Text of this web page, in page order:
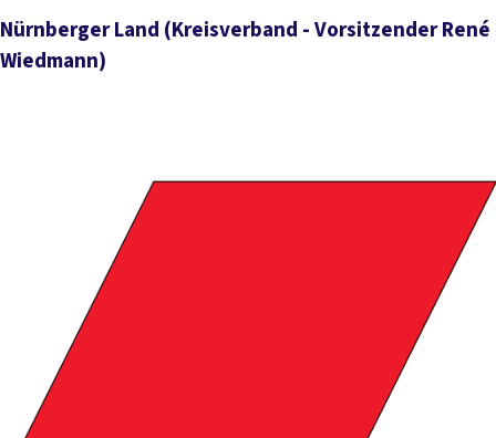
Nürnberger Land (Kreisverband - Vorsitzender René
Wiedmann)